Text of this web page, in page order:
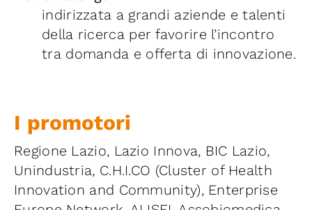
indirizzata a grandi aziende e talenti
della ricerca per favorire l’incontro
tra domanda e offerta di innovazione.
I promotori
Regione Lazio, Lazio Innova, BIC Lazio,
Unindustria, C.H.I.CO (Cluster of Health
Innovation and Community), Enterprise